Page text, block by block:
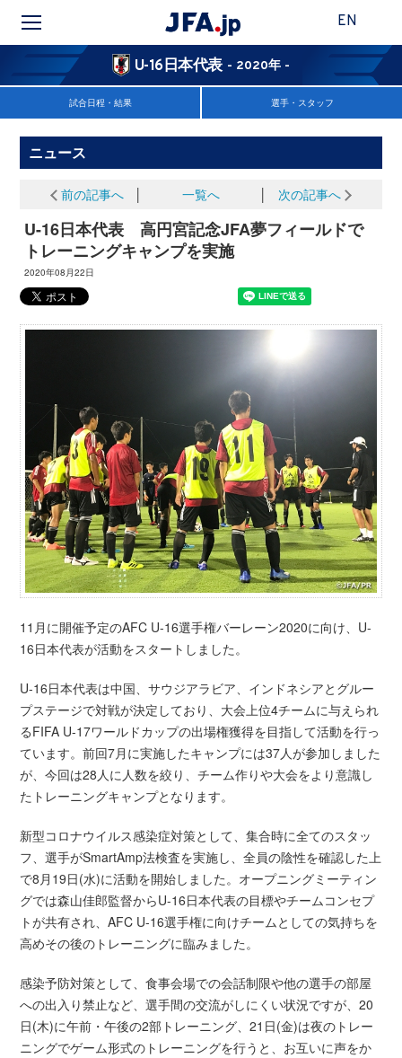
EN
U-16日本代表 - 2020年 -
試合日程・結果 選手・スタッフ
ニュース
前の記事へ 一覧へ 次の記事へ
U-16日本代表 高円宮記念JFA夢フィールドで
トレーニングキャンプを実施
2020年08月22日
11月に開催予定のAFC U-16選手権バーレーン2020に向け、U-
16日本代表が活動をスタートしました。
U-16日本代表は中国、サウジアラビア、インドネシアとグルー
プステージで対戦が決定しており、大会上位4チームに与えられ
るFIFA U-17ワールドカップの出場権獲得を目指して活動を行っ
ています。前回7月に実施したキャンプには37人が参加しました
が、今回は28人に人数を絞り、チーム作りや大会をより意識し
たトレーニングキャンプとなります。
新型コロナウイルス感染症対策として、集合時に全てのスタッ
フ、選手がSmartAmp法検査を実施し、全員の陰性を確認した上
で8月19日(水)に活動を開始しました。オープニングミーティン
グでは森山佳郎監督からU-16日本代表の目標やチームコンセプ
トが共有され、AFC U-16選手権に向けチームとしての気持ちを
高めその後のトレーニングに臨みました。
感染予防対策として、食事会場での会話制限や他の選手の部屋
への出入り禁止など、選手間の交流がしにくい状況ですが、20
日(木)に午前・午後の2部トレーニング、21日(金)は夜のトレー
ニングでゲーム形式のトレーニングを行うと、お互いに声をか